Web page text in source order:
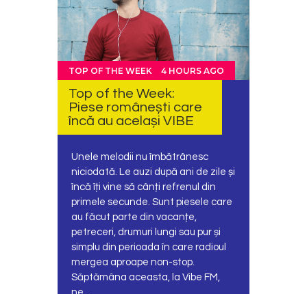
TOP OF THE WEEK 4 HOURS AGO
Top of the Week:
Piese românești care
încă au același VIBE
Unele melodii nu îmbătrânesc
niciodată. Le auzi după ani de zile și
încă îți vine să cânți refrenul din
primele secunde. Sunt piesele care
au făcut parte din vacanțe,
petreceri, drumuri lungi sau pur și
simplu din perioada în care radioul
mergea aproape non-stop.
Săptămâna aceasta, la Vibe FM,